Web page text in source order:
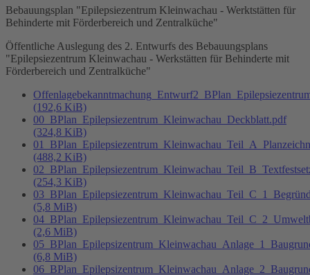
Bebauungsplan "Epilepsiezentrum Kleinwachau - Werktstätten für
Behinderte mit Förderbereich und Zentralküche"
Öffentliche Auslegung des 2. Entwurfs des Bebauungsplans
"Epilepsiezentrum Kleinwachau - Werkstätten für Behinderte mit
Förderbereich und Zentralküche"
(192,6 KiB)
00_BPlan_Epilepsiezentrum_Kleinwachau_Deckblatt.pdf
(324,8 KiB)
(488,2 KiB)
(254,3 KiB)
(5,8 MiB)
(2,6 MiB)
(6,8 MiB)